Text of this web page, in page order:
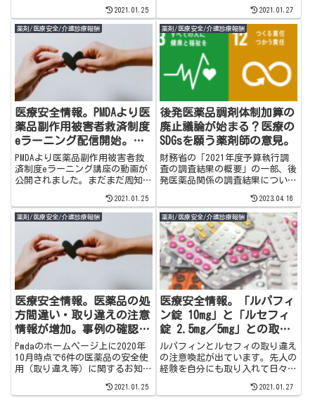
月8日に厚生労働省より中耳炎の
効能・効果を有する抗微生物薬
く。）の「使用上の注意」の改訂
の通知...
2021.01.25
事例から医療事故を防ぐヒントを
得て積極的に多職種、職場内の注
意喚起、医療安全のマネジメント
に関わりたいですね。
2021.01.27
薬剤/医療安全/介護診療報酬
医療安全情報。PMDAより医
薬品副作用被害者救済制度
eラーニング配信開始。薬
局内研修の実績として是非
活用しよう
PMDAより医薬品副作用被害者救
済制度eラーニング講座の動画が
公開されました。まだまだ周知が
制度。コロナ禍の環境が制度を周
知させる仕組み作りを後押しして
学習して、患者フォロー、服薬指
導に活かしましょう！是非覗いて
みて下さい。
2021.01.25
薬剤/医療安全/介護診療報酬
後発医薬品調剤体制加算の
廃止議論が始まる？医療の
SDGsを願う薬剤師の意見。
財務省の「2021年度予算執行調
査の調査結果の概要」の一部、後
発医薬品関係の調査結果について
2023.04.16
薬剤/医療安全/介護診療報酬
医療安全情報。医薬品の処
方間違い・取り違えの注意
情報が増加。事例の確認・
周知に努めよう。患者さん
へのインタビューも丁寧
に！
Pmdaのホームページ上に2020年
10月時点で6件の医薬品の安全使
用（取り違え等）に関するお知ら
は薬剤師が主として情報発信した
2021.01.25
薬剤/医療安全/介護診療報酬
医療安全情報。「ルパフィ
ン錠 10mg」と「ルセフィ
錠 2.5mg／5mg」との取り
違え注意。調剤は慎重に
ルパフィンとルセフィの取り違え
の注意喚起が出ています。先人の
経験を自分にも取り入れて日々ア
2021.01.27